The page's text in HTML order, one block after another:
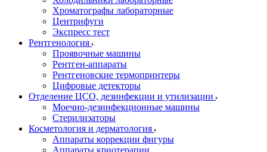
Хроматографы лабораторные
Центрифуги
Экспресс тест
Рентгенология
Проявочные машины
Рентген-аппараты
Рентгеновские термопринтеры
Цифровые детекторы
Отделение ЦСО, дезинфекции и утилизации
Моечно-дезинфекционные машины
Стерилизаторы
Косметология и дерматология
Аппараты коррекции фигуры
Аппараты криотерапии